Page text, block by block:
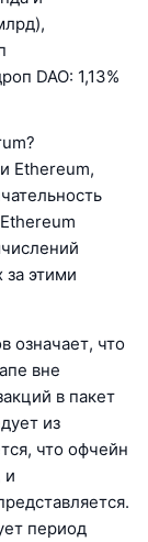
DAO: 1,13%
Ethereum,
за этими
означает, что
вне
в пакет
из
что офчейн
и
период